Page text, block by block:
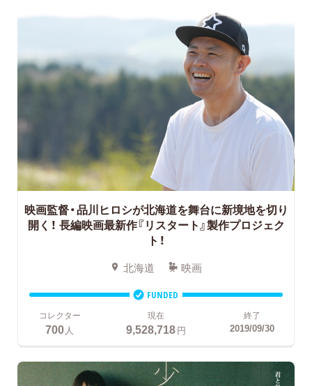
映画監督・品川ヒロシが北海道を舞台に新境地を切り
開く！ 長編映画最新作『リスタート』製作プロジェク
ト！
北海道 映画
FUNDED
コレクター
700人
現在
9,528,718円
終了
2019/09/30